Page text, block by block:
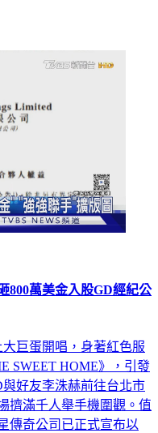
800萬美金入股GD經紀公
巨蛋開唱，身著紅色服
SWEET HOME》，引發
好友李洙赫前往台北市
擠滿千人舉手機圍觀。值
傳奇公司已正式宣布以